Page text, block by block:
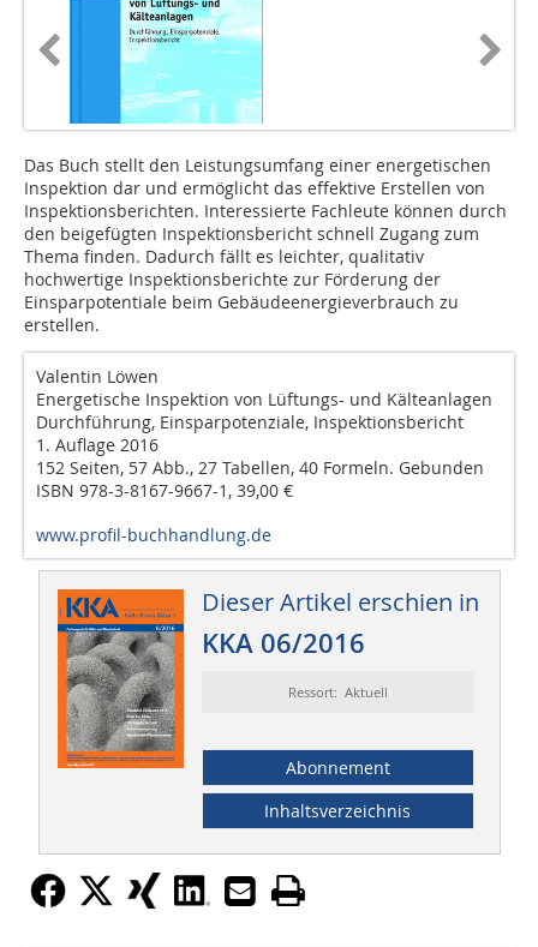
Das Buch stellt den Leistungsumfang einer energetischen
Inspektion dar und ermöglicht das effektive Erstellen von
Inspektionsberichten. Interessierte Fachleute können durch
den beigefügten Inspektionsbericht schnell Zugang zum
Thema finden. Dadurch fällt es leichter, qualitativ
hochwertige Inspektionsberichte zur Förderung der
Einsparpotentiale beim Gebäudeenergieverbrauch zu
erstellen.
Valentin Löwen
Energetische Inspektion von Lüftungs- und Kälteanlagen
Durchführung, Einsparpotenziale, Inspektions­bericht
1. Auflage 2016
152 Seiten, 57 Abb., 27 Tabellen, 40 Formeln. Gebunden
ISBN 978-3-8167-9667-1, 39,00 €
www.profil-buchhandlung.de
Dieser Artikel erschien in
KKA 06/2016
Ressort: Aktuell
Abonnement
Inhaltsverzeichnis